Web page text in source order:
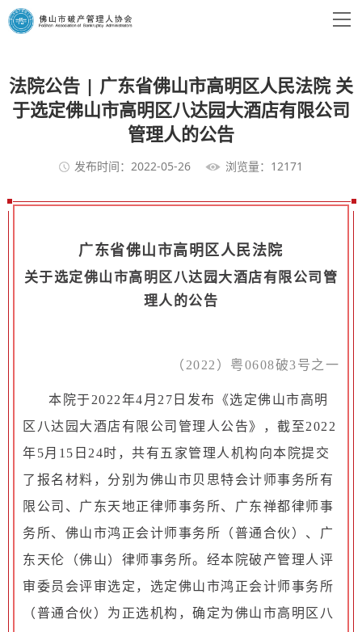
法院公告 | 广东省佛山市高明区人民法院 关
于选定佛山市高明区八达园大酒店有限公司
管理人的公告
发布时间：2022-05-26 浏览量：12171
广东省佛山市高明区人民法院
关于选定佛山市高明区八达园大酒店有限公司管
理人的公告
（2022）粤0608破3号之一
本院于2022年4月27日发布《选定佛山市高明
区八达园大酒店有限公司管理人公告》，截至2022
年5月15日24时，共有五家管理人机构向本院提交
了报名材料，分别为佛山市贝思特会计师事务所有
限公司、广东天地正律师事务所、广东禅都律师事
务所、佛山市鸿正会计师事务所（普通合伙）、广
东天伦（佛山）律师事务所。经本院破产管理人评
审委员会评审选定，选定佛山市鸿正会计师事务所
（普通合伙）为正选机构，确定为佛山市高明区八